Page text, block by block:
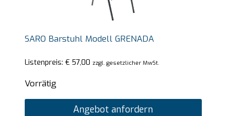
SARO Barstuhl Modell GRENADA
Listenpreis: €57,00 zzgl. gesetzlicher MwSt.
Vorrätig
Angebot anfordern